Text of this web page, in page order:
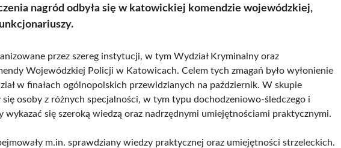
nagród odbyła się w katowickiej komendzie wojewódzkiej,
przez szereg instytucji, w tym Wydział Kryminalny oraz
Wojewódzkiej Policji w Katowicach. Celem tych zmagań było wyłonienie
w finałach ogólnopolskich przewidzianych na październik. W skupie
osoby z różnych specjalności, w tym typu dochodzeniowo-śledczego i
się szeroką wiedzą oraz nadrzędnymi umiejętnościami praktycznymi.
m.in. sprawdziany wiedzy praktycznej oraz umiejętności strzeleckich.